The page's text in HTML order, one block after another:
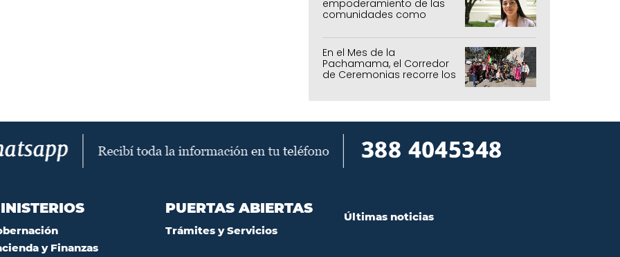
empoderamiento de las
comunidades como
En el Mes de la
Pachamama, el Corredor
de Ceremonias recorre los
y Finanzas
PUERTAS ABIERTAS
Trámites y Servicios
Últimas noticias